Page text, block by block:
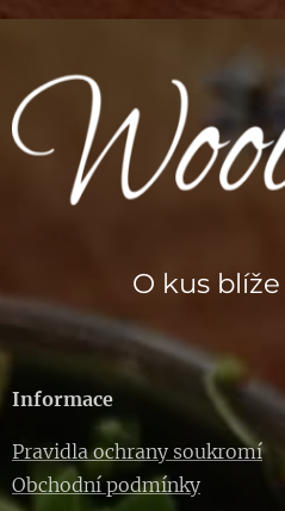
O kus
Informace
Pravidla ochrany soukromí
Obchodní podmínky